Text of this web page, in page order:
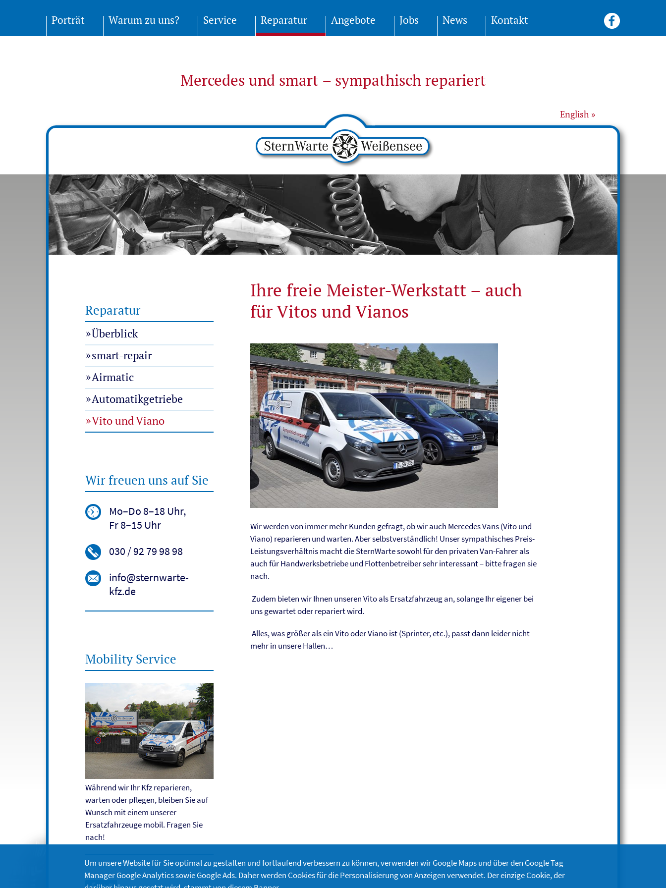
Porträt Warum zu uns? Service Reparatur Angebote Jobs News Kontakt
English
Mercedes und smart – sym­pa­thisch repariert
Ihre freie Meister-Werkstatt – auch
für Vitos und Vianos
Wir werden von immer mehr Kunden gefragt, ob wir auch Mercedes Vans (Vito und
Viano) reparieren und warten. Aber selbstverständlich! Unser sympathisches Preis-
Leistungsverhältnis macht die SternWarte sowohl für den privaten Van-Fahrer als
auch für Handwerksbetriebe und Flottenbetreiber sehr interessant – bitte fragen sie
nach.
Zudem bieten wir Ihnen unseren Vito als Ersatzfahrzeug an, solange Ihr eigener bei
uns gewartet oder repariert wird.
Alles, was größer als ein Vito oder Viano ist (Sprinter, etc.), passt dann leider nicht
mehr in unsere Hallen…
Reparatur
Überblick
smart-repair
Airmatic
Automatikgetriebe
Vito und Viano
Wir freuen uns auf Sie
Mo–Do 8–18 Uhr,
Fr 8–15 Uhr
030 / 92 79 98 98
info@sternwarte-
kfz.de
Mobility Service
Während wir Ihr Kfz reparieren,
warten oder pflegen, bleiben Sie auf
Wunsch mit einem unserer
Ersatzfahrzeuge mobil. Fragen Sie
nach!
Um unsere Website für Sie optimal zu gestalten und fortlaufend verbessern zu können, verwenden wir Google Maps und über den Google Tag
Manager Google Analytics sowie Google Ads. Daher werden Cookies für die Personalisierung von Anzeigen verwendet. Der einzige Cookie, der